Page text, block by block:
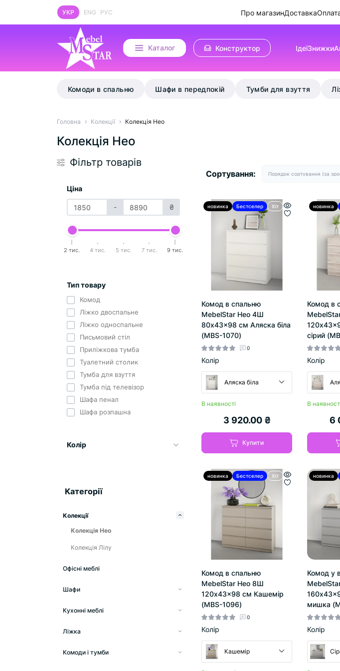
УКР ENG РУС Про магазинДоставка
Каталог Конструктор ІдеїЗнижки
Комоди в спальню Шафи в передпокій Тумби для взуття
Головна Колекції Колекція Нео
Колекція Нео
Фільтр товарів
Ціна
- ₴
2 тис. 4 тис. 5 тис. 7 тис. 9 тис.
Тип товару
Комод
Ліжко двоспальне
Ліжко односпальне
Письмовий стіл
Приліжкова тумба
Туалетний столик
Тумба для взуття
Тумба під телевізор
Шафа пенал
Шафа розпашна
Колір
Категорії
Колекції
Колекція Нео
Колекція Лілу
Офісні меблі
Шафи
Дводверні
Тридверні
Дводверні
Шафи-пенали
Кухонні меблі
Кухня Еко
Ліжка
Комоди і тумби
Сортування:
новинка Бестселер Хіт
Комод в спальню
MebelStar Нео 4Ш
80x43x98 см Аляска біла
(MBS-1070)
Колір
Аляска біла
В наявності
0
3 920.00 ₴
Купити
новинка
Комод в
сірий
Колір
В
6
новинка Бестселер Хіт
Комод в спальню
MebelStar Нео 8Ш
120x43x98 см Кашемір
(MBS-1096)
Колір
Кашемір
0
новинка
Комод у
мишка
Колір